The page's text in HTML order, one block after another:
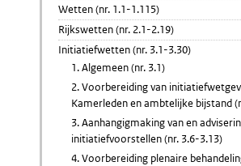
Wetten (nr. 1.1-1.115)
Rijkswetten (nr. 2.1-2.19)
Initiatiefwetten (nr. 3.1-3.30)
1. Algemeen (nr. 3.1)
2. Voorbereiding van
Kamerleden en ambtelijke bijstand
3. Aanhangigmaking van en
initiatiefvoorstellen (nr. 3.6-3.13)
4. Voorbereiding plenaire